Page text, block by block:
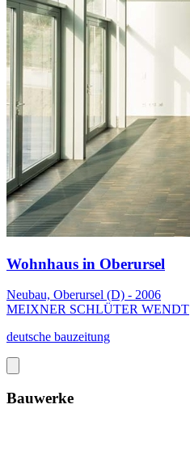
Wohnhaus in Oberursel
Neubau, Oberursel (D) - 2006
MEIXNER SCHLÜTER WENDT
deutsche bauzeitung
Bauwerke